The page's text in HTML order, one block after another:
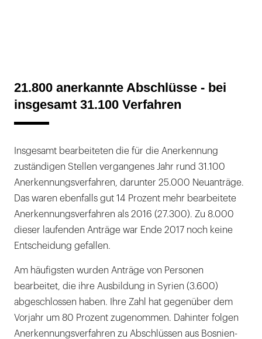
21.800 anerkannte Abschlüsse - bei
insgesamt 31.100 Verfahren
Insgesamt bearbeiteten die für die Anerkennung
zuständigen Stellen vergangenes Jahr rund 31.100
Anerkennungsverfahren, darunter 25.000 Neuanträge.
Das waren ebenfalls gut 14 Prozent mehr bearbeitete
Anerkennungsverfahren als 2016 (27.300). Zu 8.000
dieser laufenden Anträge war Ende 2017 noch keine
Entscheidung gefallen.
Am häufigsten wurden Anträge von Personen
bearbeitet, die ihre Ausbildung in Syrien (3.600)
abgeschlossen haben. Ihre Zahl hat gegenüber dem
Vorjahr um 80 Prozent zugenommen. Dahinter folgen
Anerkennungsverfahren zu Abschlüssen aus Bosnien-